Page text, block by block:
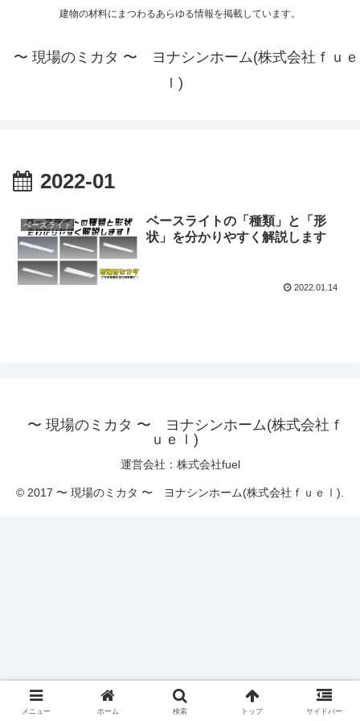
建物の材料にまつわるあらゆる情報を掲載しています。
〜 現場のミカタ 〜 ヨナシンホーム(株式会社ｆｕｅ
ｌ)
2022-01
ベースライト
ベースライトの「種類」と「形
状」を分かりやすく解説します
2022.01.14
〜 現場のミカタ 〜 ヨナシンホーム(株式会社ｆ
ｕｅｌ)
運営会社：株式会社fuel
© 2017 〜 現場のミカタ 〜 ヨナシンホーム(株式会社ｆｕｅｌ).
メニュー ホーム 検索 トップ サイドバー